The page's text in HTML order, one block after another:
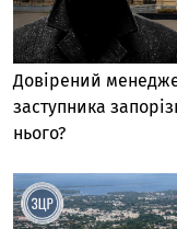
Довірений
заступника
нього?